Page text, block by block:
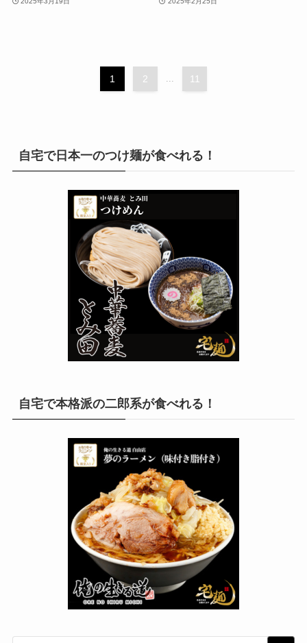
1 2 ... 11
自宅で日本一のつけ麺が食べれる！
自宅で本格派の二郎系が食べれる！